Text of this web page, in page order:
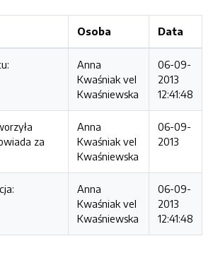
Osoba Data
Anna
Kwaśniak vel
Kwaśniewska
06-09-
2013
12:41:48
za
Anna
Kwaśniak vel
Kwaśniewska
06-09-
2013
Anna
Kwaśniak vel
Kwaśniewska
06-09-
2013
12:41:48